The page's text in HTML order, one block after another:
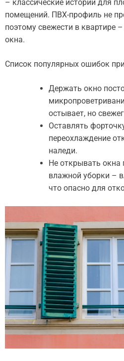
– классические истории для
помещений. ПВХ-профиль не
поэтому свежести в квартире
окна.
Список популярных ошибок
Держать окно
остывает, но
Оставлять
переохлаждение
наледи.
Не открывать окна
влажной уборки –
что опасно для